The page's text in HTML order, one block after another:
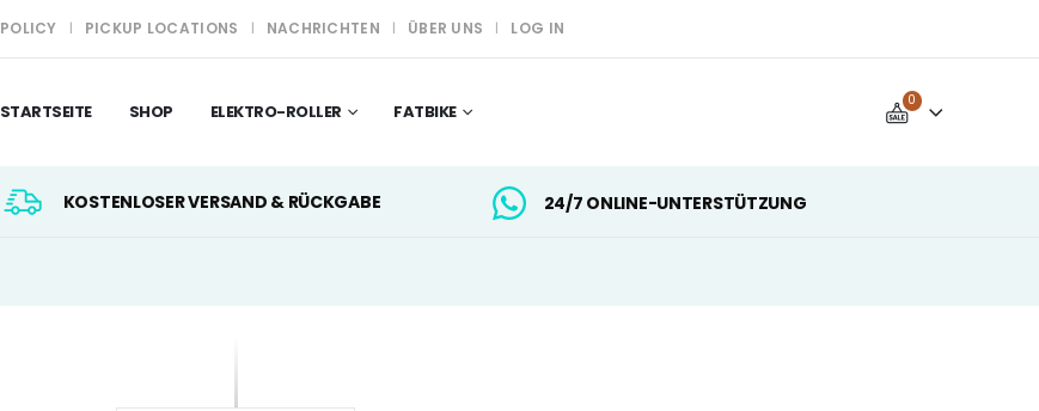
POLICY PICKUP LOCATIONS NACHRICHTEN ÜBER UNS LOG IN
STARTSEITE SHOP ELEKTRO-ROLLER FATBIKE
0
KOSTENLOSER VERSAND & RÜCKGABE 24/7 ONLINE-UNTERSTÜTZUNG